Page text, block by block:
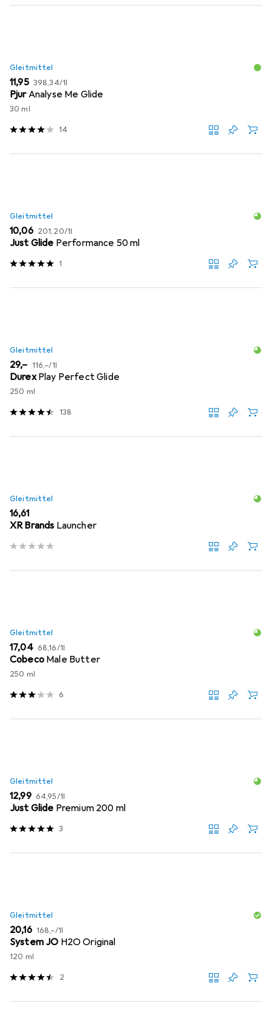
Gleitmittel
EUR
11,95 EUR
398,34/1l
PjurAnalyse Me Glide
30 ml
14
Gleitmittel
EUR
10,06 EUR
201,20/1l
Just Glide Performance 50 ml
1
Gleitmittel
EUR
29,– EUR
116,–/1l
Durex Play Perfect Glide
250 ml
138
Gleitmittel
EUR
16,61
XR Brands Launcher
Gleitmittel
EUR
17,04 EUR
68,16/1l
Cobeco Male Butter
250 ml
6
Gleitmittel
EUR
12,99 EUR
64,95/1l
Just Glide Premium 200 ml
3
Gleitmittel
EUR
20,16 EUR
168,–/1l
System JO H2O Original
120 ml
2